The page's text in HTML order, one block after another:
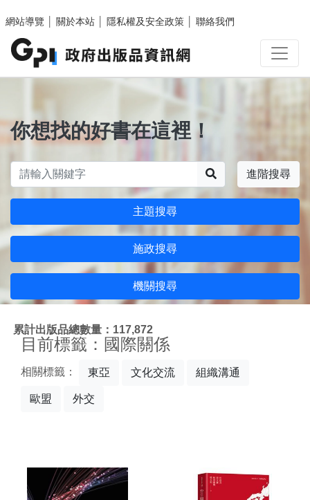
網站導覽
關於本站 隱私權及安全政策 聯絡我們
你想找的好書在這裡！
進階搜尋
主題搜尋
施政搜尋
機關搜尋
累計出版品總數量：117,872
目前標籤：國際關係
相關標籤： 東亞 文化交流 組織溝通
歐盟 外交